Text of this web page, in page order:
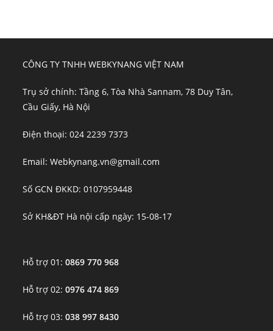
CÔNG TY TNHH WEBKYNANG VIỆT NAM
Trụ sở chính: Tầng 6, Tòa Nhà Sannam, 78 Duy Tân,
Cầu Giấy, Hà Nội
Điện thoại: 024 2239 7373
Email: Webkynang.vn@gmail.com
Số GCN ĐKKD: 0107959448
Sở KH&ĐT Hà nội cấp ngày: 15-08-17
Hỗ trợ 01:0869 770 968
Hỗ trợ 02:0976 474 869
Hỗ trợ 03:038 997 8430